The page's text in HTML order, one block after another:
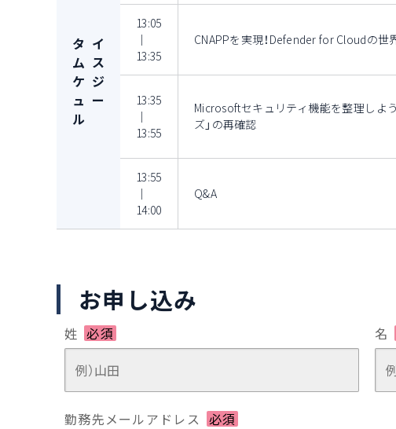
タイ
ムス
ケジ
ュー
ル
13:05
｜
13:35
CNAPPを実現！Defender for Cloudの世
13:35
｜
13:55
Microsoftセキュリティ機能を整理しよ
ズ」の再確認
13:55
｜
14:00
Q&A
お申し込み
姓 必須 名
勤務先メールアドレス 必須